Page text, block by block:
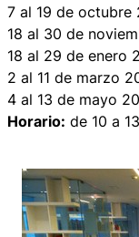
7 al 19 de octubre
18 al 30 de
18 al 29 de enero
2 al 11 de marzo
4 al 13 de mayo
Horario: de 10 a